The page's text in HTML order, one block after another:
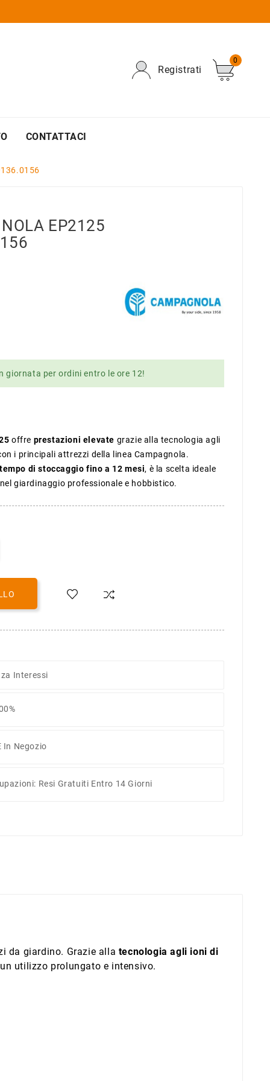
Registrati
0
CONTATTACI
EP2125
giornata per ordini entro le ore 12!
offre prestazioni elevate grazie alla tecnologia agli
i principali attrezzi della linea Campagnola.
di stoccaggio fino a 12 mesi, è la scelta ideale
giardinaggio professionale e hobbistico.
Interessi
In Negozio
Resi Gratuiti Entro 14 Giorni
da giardino. Grazie alla tecnologia agli ioni di
utilizzo prolungato e intensivo.